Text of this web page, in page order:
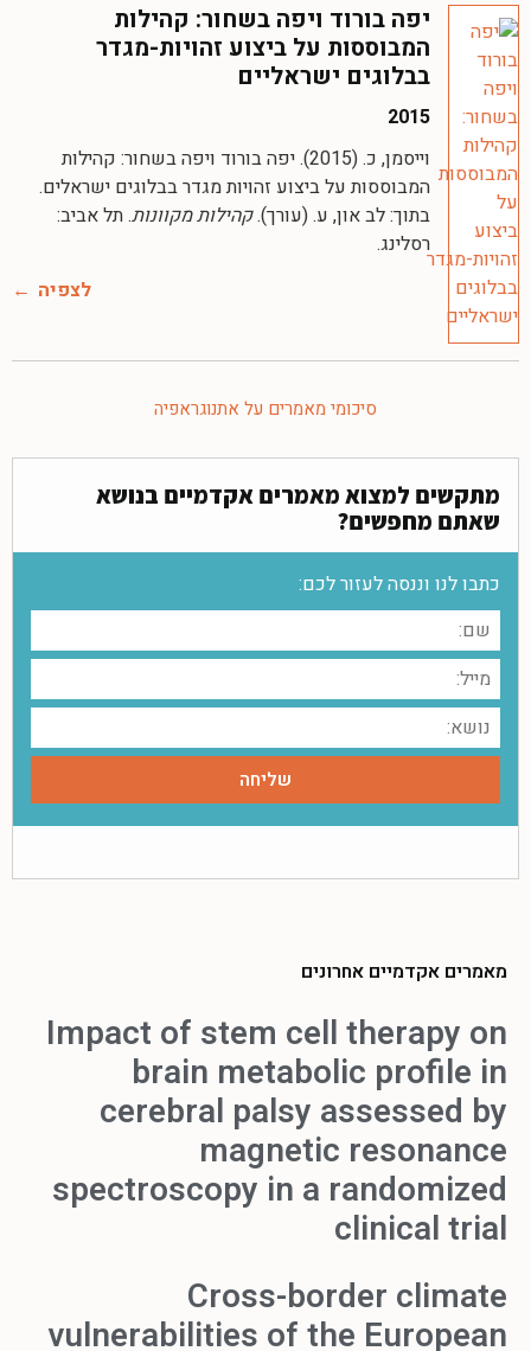
יפה בורוד ויפה בשחור: קהילות
המבוססות על ביצוע זהויות-מגדר
בבלוגים ישראליים
2015
וייסמן, כ. (2015). יפה בורוד ויפה בשחור: קהילות
המבוססות על ביצוע זהויות מגדר בבלוגים ישראלים.
בתוך: לב און, ע. (עורך).קהילות מקוונות. תל אביב:
רסלינג.
לצפיה
סיכומי מאמרים על אתנוגראפיה
מתקשים למצוא מאמרים אקדמיים בנושא
שאתם מחפשים?
כתבו לנו וננסה לעזור לכם:
מאמרים אקדמיים אחרונים
Impact of stem cell therapy on
brain metabolic profile in
cerebral palsy assessed by
magnetic resonance
spectroscopy in a randomized
clinical trial
Cross-border climate
vulnerabilities of the European